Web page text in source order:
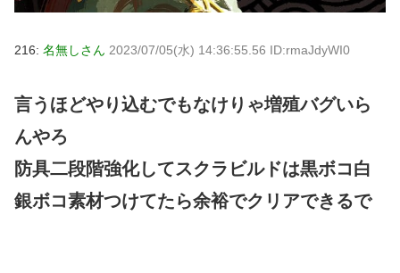
216: 名無しさん 2023/07/05(水) 14:36:55.56 ID:rmaJdyWI0
言うほどやり込むでもなけりゃ増殖バグいら
んやろ
防具二段階強化してスクラビルドは黒ボコ白
銀ボコ素材つけてたら余裕でクリアできるで